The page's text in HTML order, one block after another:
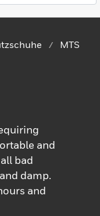
MTS
and
bad
damp.
and